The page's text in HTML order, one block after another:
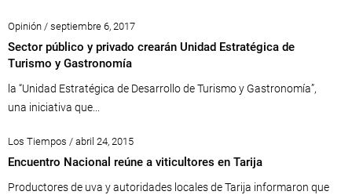
Opinión / septiembre 6, 2017
Sector público y privado crearán Unidad Estratégica de
Turismo y Gastronomía
la “Unidad Estratégica de Desarrollo de Turismo y Gastronomía”,
una iniciativa que...
Los Tiempos / abril 24, 2015
Encuentro Nacional reúne a viticultores en Tarija
Productores de uva y autoridades locales de Tarija informaron que